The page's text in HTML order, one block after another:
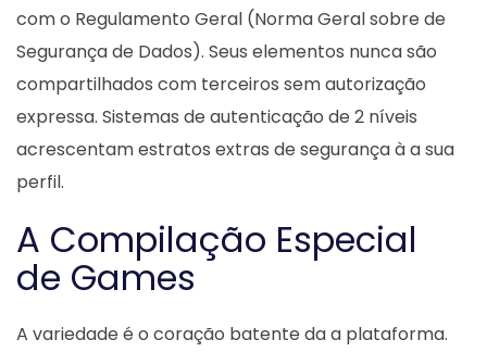
com o Regulamento Geral (Norma Geral sobre de
Segurança de Dados). Seus elementos nunca são
compartilhados com terceiros sem autorização
expressa. Sistemas de autenticação de 2 níveis
acrescentam estratos extras de segurança à a sua
perfil.
A Compilação Especial
de Games
A variedade é o coração batente da a plataforma.